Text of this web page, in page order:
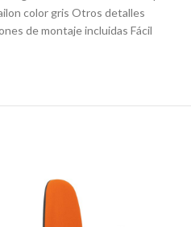
color gris Otros detalles
de montaje incluidas Fácil